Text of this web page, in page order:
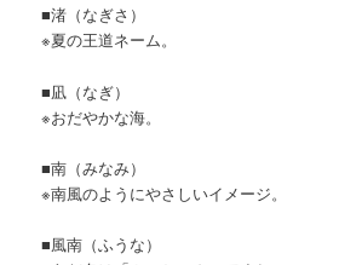
■渚（なぎさ）
※夏の王道ネーム。
■凪（なぎ）
※おだやかな海。
■南（みなみ）
※南風のようにやさしいイメージ。
■風南（ふうな）